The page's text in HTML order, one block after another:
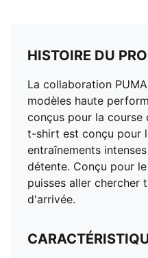
HISTOIRE DU
La collaboration
modèles haute
conçus pour la course
t-shirt est conçu pour
entraînements
détente. Conçu pour
puisses aller chercher
d'arrivée.